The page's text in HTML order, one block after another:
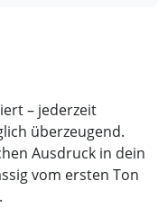
– jederzeit
überzeugend.
Ausdruck in dein
vom ersten Ton